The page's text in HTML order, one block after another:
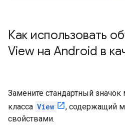
Как использовать
View на Android в
Замените стандартный значок
класса View
, содержащий
свойствами.